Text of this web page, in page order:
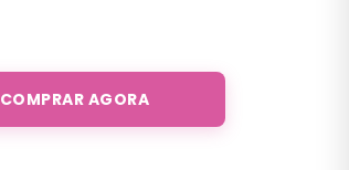
COMPRAR AGORA